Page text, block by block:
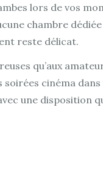
lors de vos
chambre
reste délicat.
qu’aux
cinéma dans
une disposition